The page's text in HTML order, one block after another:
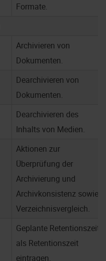
Formate.
Archivieren von
Dokumenten.
Dearchivieren von
Dokumenten.
Dearchivieren des
Inhalts von Medien.
Aktionen zur
Überprüfung der
Archivierung und
Archivkonsistenz sowie
Verzeichnisvergleich.
Geplante Retentionszeit
als Retentionszeit
eintragen.